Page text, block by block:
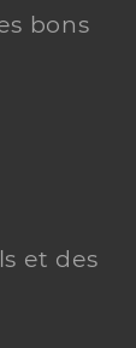
bons
et des